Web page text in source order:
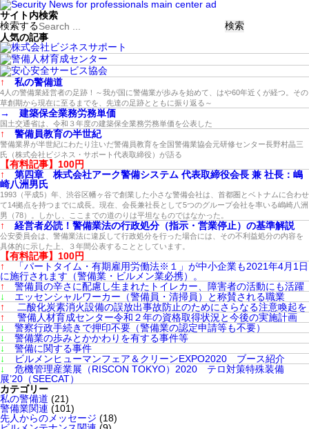
サイト内検索
検索する
人気の記事
↑ 私の警備道
4人の警備業経営者の足跡！～我が国に警備業が歩みを始めて、はや60年近くが経つ。その
草創期から現在に至るまでを、先達の足跡とともに振り返る～
→ 建築保全業務労務単価
国土交通省は、令和３年度の建築保全業務労務単価を公表した
↑ 警備員教育の半世紀
警備業界が半世紀にわたり注いだ警備員教育を全国警備業協会元研修センター長野村晶三
氏（株式会社ビジネス・サポート代表取締役）が語る
【有料記事】100円
↑
第四章 株式会社アーク警備システム 代表取締役会長 兼 社長：嶋
崎八洲男氏
1993（平成5）年、渋谷区幡ヶ谷で創業した小さな警備会社は、首都圏とベトナムに合わせ
て14拠点を持つまでに成長。現在、会長兼社長として5つのグループ会社を率いる嶋崎八洲
男（78）。しかし、ここまでの道のりは平坦なものではなかった。
↑ 経営者必読！警備業法の行政処分（指示・営業停止）の基準解説
公安委員会は、警備業法に違反して行政処分を行った場合には、その不利益処分の内容を
具体的に示した上、３年間公表することとしています。
【有料記事】100円
↑
「パートタイム・有期雇用労働法※１」が中小企業も2021年4月1日
に施行されます（警備業・ビルメン業必携）。
↑
警備員の辛さに配慮し生まれたトイレカー、障害者の活動にも活躍
↓
エッセンシャルワーカー（警備員・清掃員）と称賛される職業
↑
二酸化炭素消火設備の誤放出事故防止のためにさらなる注意喚起を
↑
警備人材育成センター令和２年の資格取得状況と今後の実施計画
↓
警察行政手続きで押印不要（警備業の認定申請等も不要）
↓
警備業の歩みとかかわりを有する事件等
↓
警備に関する事件
↓
ビルメンヒューマンフェア＆クリーンEXPO2020 ブース紹介
↓
危機管理産業展（RISCON TOKYO）2020 テロ対策特殊装備
展’20（SEECAT）
カテゴリー
私の警備道 (21)
警備業関連 (101)
先人からのメッセージ (18)